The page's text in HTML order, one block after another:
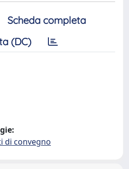
Scheda completa
(DC)
di convegno